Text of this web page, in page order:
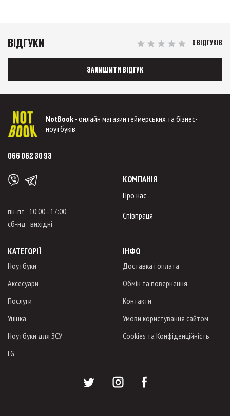
ВІДГУКИ 0 ВІДГУКІВ
ЗАЛИШИТИ ВІДГУК
NotBook - онлайн магазин геймерських та бізнес-
ноутбуків
066 062 30 93
пн-пт 10:00 - 17:00
сб-нд вихідні
КОМПАНІЯ
Про нас
Співпраця
КАТЕГОРІЇ
Ноутбуки
Аксесуари
Послуги
Уцінка
Ноутбуки для ЗСУ
LG
ІНФО
Доставка і оплата
Обмін та повернення
Контакти
Умови користування сайтом
Cookies та Конфіденційність